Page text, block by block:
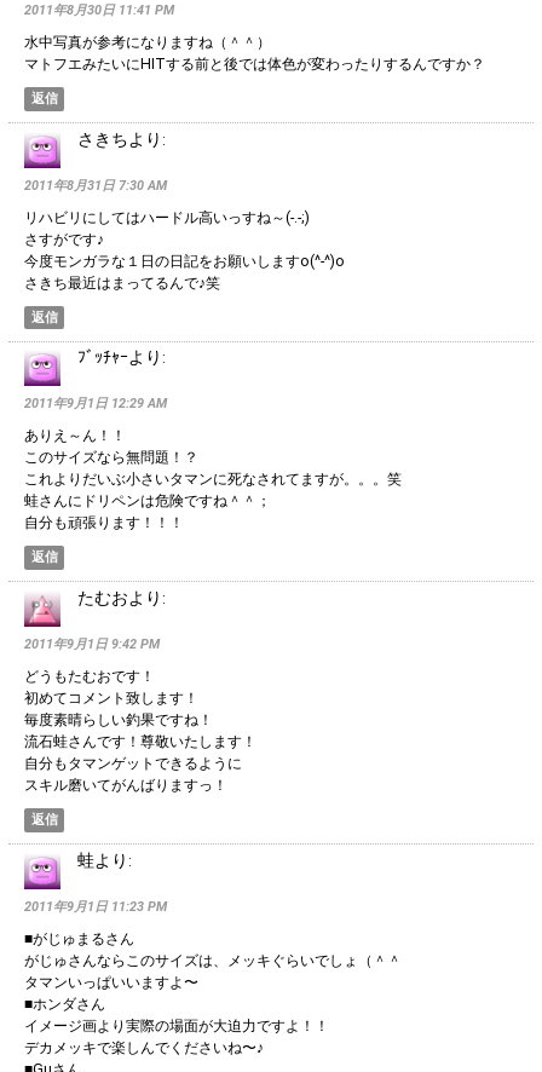
2011年8月30日 11:41 PM
水中写真が参考になりますね（＾＾）
マトフエみたいにHITする前と後では体色が変わったりするんですか？
返信
さきちより:
2011年8月31日 7:30 AM
リハビリにしてはハードル高いっすね～(-.-;)
さすがです♪
今度モンガラな１日の日記をお願いしますo(^-^)o
さきち最近はまってるんで♪笑
返信
ﾌﾞｯﾁｬｰより:
2011年9月1日 12:29 AM
ありえ～ん！！
このサイズなら無問題！？
これよりだいぶ小さいタマンに死なされてますが。。。笑
蛙さんにドリペンは危険ですね＾＾；
自分も頑張ります！！！
返信
たむおより:
2011年9月1日 9:42 PM
どうもたむおです！
初めてコメント致します！
毎度素晴らしい釣果ですね！
流石蛙さんです！尊敬いたします！
自分もタマンゲットできるように
スキル磨いてがんばりますっ！
返信
蛙より:
2011年9月1日 11:23 PM
■がじゅまるさん
がじゅさんならこのサイズは、メッキぐらいでしょ（＾＾
タマンいっぱいいますよ〜
■ホンダさん
イメージ画より実際の場面が大迫力ですよ！！
デカメッキで楽しんでくださいね〜♪